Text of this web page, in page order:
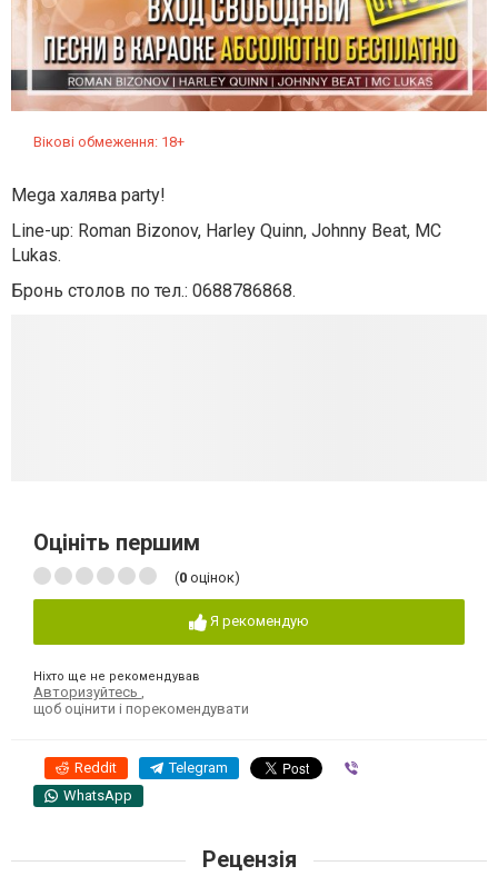
Вікові обмеження: 18+
Mega халява party!
Line-up: Roman Bizonov, Harley Quinn, Johnny Beat, MC
Lukas.
Бронь столов по тел.: 0688786868.
Оцініть першим
(0 оцінок)
Я рекомендую
Ніхто ще не рекомендував
Авторизуйтесь
щоб оцінити і порекомендувати
Reddit Telegram
WhatsApp
Рецензія